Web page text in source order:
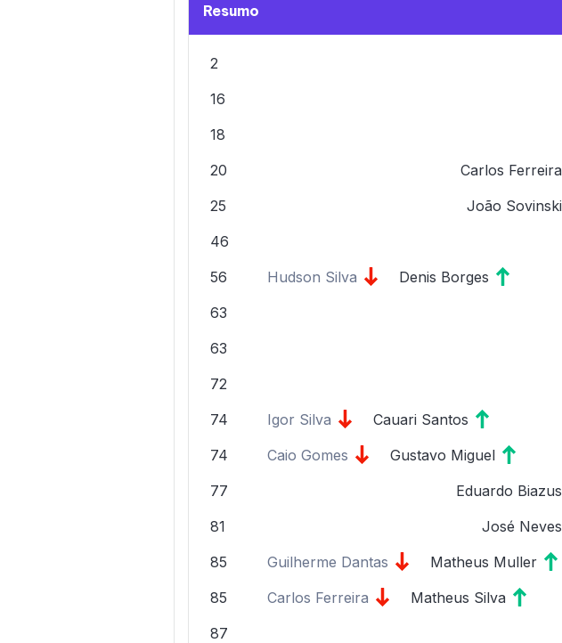
Resumo
2
16
18
20
Carlos Ferreira
25
João Sovinski
46
56
Hudson Silva
Denis Borges
63
63
72
74
Igor Silva
Cauari Santos
74
Caio Gomes
Gustavo Miguel
77
Eduardo Biazus
81
José Neves
85
Guilherme Dantas
Matheus Muller
85
Carlos Ferreira
Matheus Silva
87